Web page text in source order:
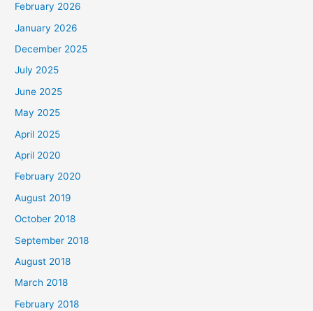
r
i
February 2026
January 2026
December 2025
July 2025
June 2025
May 2025
April 2025
April 2020
February 2020
August 2019
October 2018
September 2018
August 2018
March 2018
February 2018